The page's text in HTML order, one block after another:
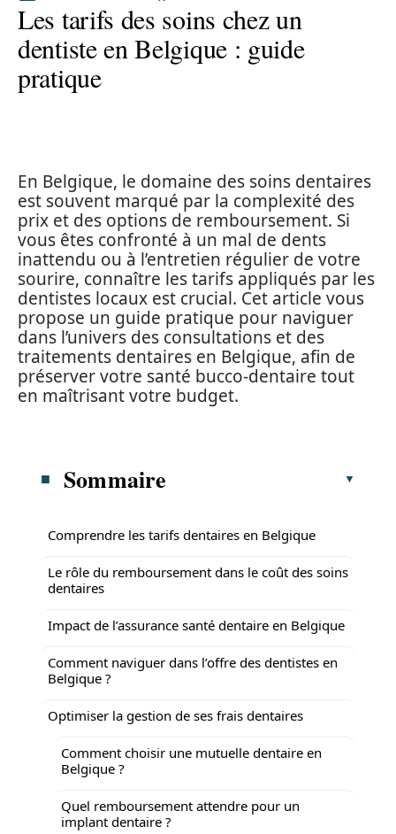
Les tarifs des soins chez un
dentiste en Belgique : guide
pratique
En Belgique, le domaine des soins dentaires
est souvent marqué par la complexité des
prix et des options de remboursement. Si
vous êtes confronté à un mal de dents
inattendu ou à l’entretien régulier de votre
sourire, connaître les tarifs appliqués par les
dentistes locaux est crucial. Cet article vous
propose un guide pratique pour naviguer
dans l’univers des consultations et des
traitements dentaires en Belgique, afin de
préserver votre santé bucco-dentaire tout
en maîtrisant votre budget.
Sommaire
Comprendre les tarifs dentaires en Belgique
Le rôle du remboursement dans le coût des soins
dentaires
Impact de l’assurance santé dentaire en Belgique
Comment naviguer dans l’offre des dentistes en
Belgique ?
Optimiser la gestion de ses frais dentaires
Comment choisir une mutuelle dentaire en
Belgique ?
Quel remboursement attendre pour un
implant dentaire ?